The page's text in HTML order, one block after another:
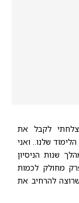
לקבל את
שלנו.. ואני
שנות הניסיון
מחולק לכמות
להרחיב את